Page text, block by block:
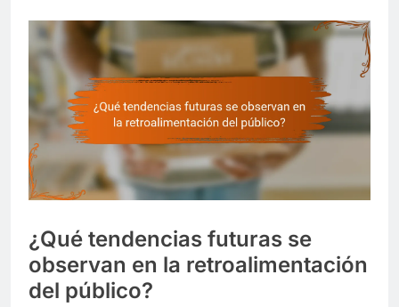
¿Qué tendencias futuras se
observan en la retroalimentación
del público?